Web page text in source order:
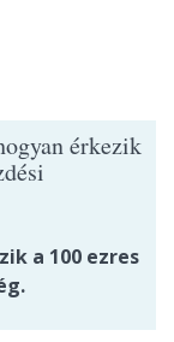
érkezik
a 100 ezres